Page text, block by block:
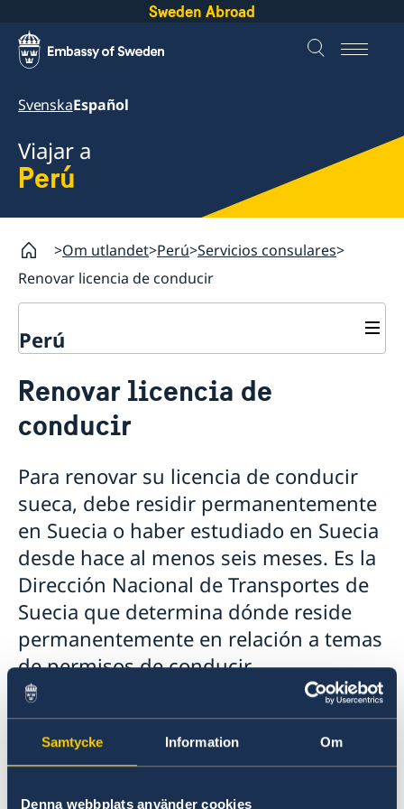
Samtycke Information Om
Denna webbplats använder cookies
Sweden Abroad
SvenskaEspañol
Viajar a
Perú
Om utlandet Perú Servicios consulares
Renovar licencia de conducir
Perú
Votar desde el extranjero
Consulados en Perú
Número de coordinación
Pasaporte provisorio
Renovar licencia de conducir
Nacionalidad sueca
Registro de nombres
Notificación de nacionalidad de menores con padre
soltero sueco
Perder o conservar la ciudadanía sueca
Pensión y Fe de Vida
Casarse
Divorciarse
Apostilla y traducciones
Cambio de domicilio
Fallecimiento
Herencias internacionales
Ayuda jurídica
Tarifas consulares
Información de viaje (en sueco)
Renovar licencia de
conducir
Para renovar su licencia de conducir
sueca, debe residir permanentemente
en Suecia o haber estudiado en Suecia
desde hace al menos seis meses. Es la
Dirección Nacional de Transportes de
Suecia que determina dónde reside
permanentemente en relación a temas
de permisos de conducir.
Renovar su licencia de conducir en
Perú
Suecia, pero se encuentra temporalmente en